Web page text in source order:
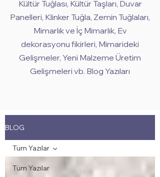
Kültür Tuğlası, Kültür Taşları, Duvar
Panelleri, Klinker Tuğla, Zemin Tuğlaları,
Mimarlık ve İç Mimarlık, Ev
dekorasyonu fikirleri, Mimarideki
Gelişmeler, Yeni Malzeme Üretim
Gelişmeleri vb. Blog Yazıları
BLOG
Tüm Yazılar
Tüm Yazılar